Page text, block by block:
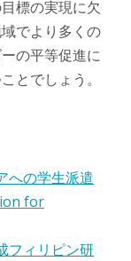
標の実現に欠
でより多くの
の平等促進に
とでしょう。
への学生派遣
for
フィリピン研